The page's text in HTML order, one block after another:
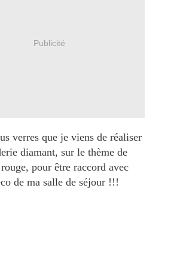
Publicité
verres que je viens de réaliser
diamant, sur le thème de
pour être raccord avec
de ma salle de séjour !!!